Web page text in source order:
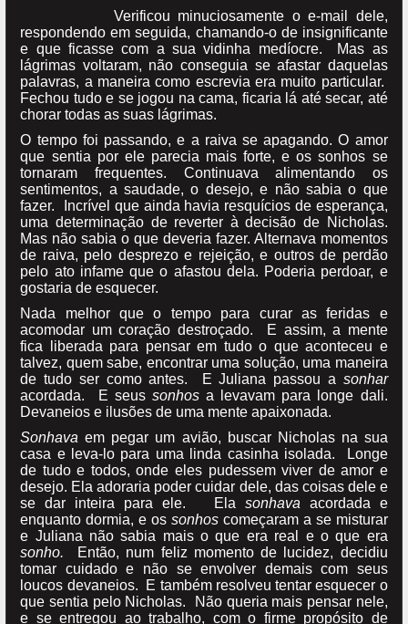
Verificou minuciosamente o e-mail dele,
respondendo em seguida, chamando-o de insignificante
e que ficasse com a sua vidinha medíocre. Mas as
lágrimas voltaram, não conseguia se afastar daquelas
palavras, a maneira como escrevia era muito particular.
Fechou tudo e se jogou na cama, ficaria lá até secar, até
chorar todas as suas lágrimas.
O tempo foi passando, e a raiva se apagando. O amor
que sentia por ele parecia mais forte, e os sonhos se
tornaram frequentes. Continuava alimentando os
sentimentos, a saudade, o desejo, e não sabia o que
fazer. Incrível que ainda havia resquícios de esperança,
uma determinação de reverter à decisão de Nicholas.
Mas não sabia o que deveria fazer. Alternava momentos
de raiva, pelo desprezo e rejeição, e outros de perdão
pelo ato infame que o afastou dela. Poderia perdoar, e
gostaria de esquecer.
Nada melhor que o tempo para curar as feridas e
acomodar um coração destroçado. E assim, a mente
fica liberada para pensar em tudo o que aconteceu e
talvez, quem sabe, encontrar uma solução, uma maneira
de tudo ser como antes. E Juliana passou a sonhar
acordada. E seussonhosa levavam para longe dali.
Devaneios e ilusões de uma mente apaixonada.
Sonhavaem pegar um avião, buscar Nicholas na sua
casa e leva-lo para uma linda casinha isolada. Longe
de tudo e todos, onde eles pudessem viver de amor e
desejo. Ela adoraria poder cuidar dele, das coisas dele e
se dar inteira para ele. Ela sonhava acordada e
enquanto dormia, e os sonhos começaram a se misturar
e Juliana não sabia mais o que era real e o que era
sonho. Então, num feliz momento de lucidez, decidiu
tomar cuidado e não se envolver demais com seus
loucos devaneios. E também resolveu tentar esquecer o
que sentia pelo Nicholas. Não queria mais pensar nele,
e se entregou ao trabalho, com o firme propósito de